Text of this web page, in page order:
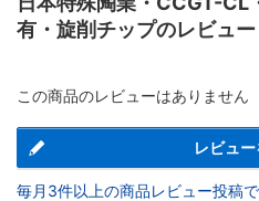
有・旋削チップのレビュー
この商品のレビューはありません
レビュー
毎月3件以上の商品レビュー投稿